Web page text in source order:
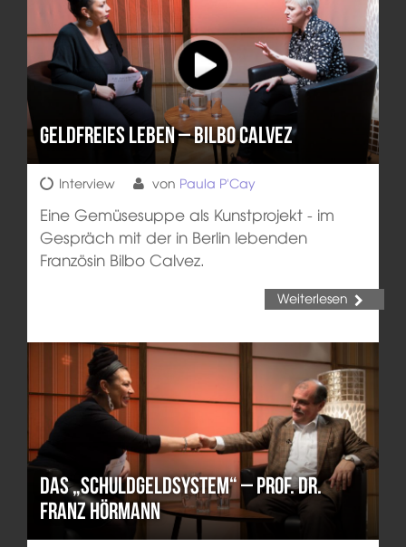
Geldfreies Leben – Bilbo Calvez
Interview von Paula P'Cay
Eine Gemüsesuppe als Kunstprojekt - im
Gespräch mit der in Berlin lebenden
Französin Bilbo Calvez.
Weiterlesen
Das „Schuldgeldsystem“ – Prof. Dr.
Franz Hörmann